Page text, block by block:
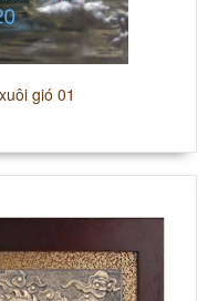
gió 01